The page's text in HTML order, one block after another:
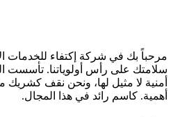
مرحباً بك في شركة إكتفاء للخدمات
سلامتك على رأس أولوياتنا. تأسست
أمنية لا مثيل لها، ونحن نقف كشريك
أهمية. كاسم رائد في هذا المجال.